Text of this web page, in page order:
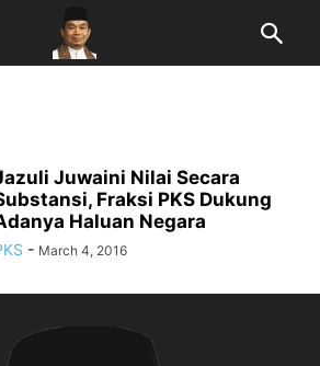
Juwaini Nilai Secara
Fraksi PKS Dukung
Haluan Negara
- March 4, 2016